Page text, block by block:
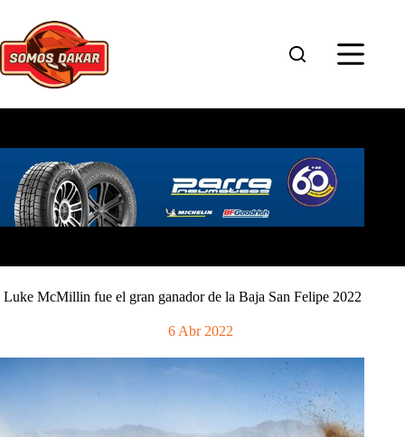
contenido
Luke McMillin fue el gran ganador de la Baja San Felipe 2022
6 Abr 2022